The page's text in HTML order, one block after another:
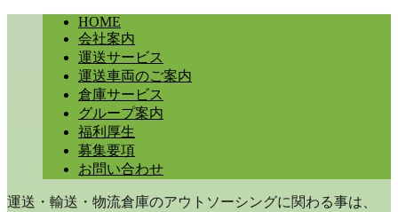
HOME
会社案内
運送サービス
運送車両のご案内
倉庫サービス
グループ案内
福利厚生
募集要項
お問い合わせ
運送・輸送・物流倉庫のアウトソーシングに関わる事は、